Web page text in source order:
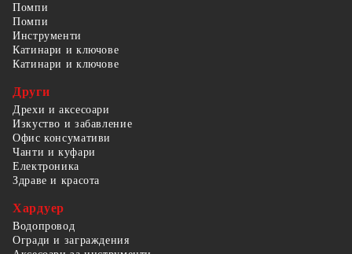
Помпи
Помпи
Инструменти
Катинари и ключове
Катинари и ключове
Други
Дрехи и аксесоари
Изкуство и забавление
Офис консумативи
Чанти и куфари
Електроника
Здраве и красота
Хардуер
Водопровод
Огради и заграждения